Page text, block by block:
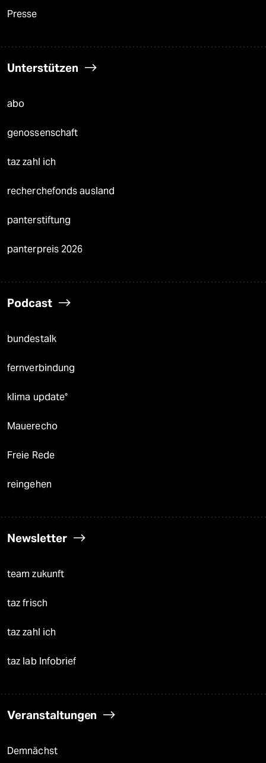
Presse
Unterstützen
abo
genossenschaft
taz zahl ich
recherchefonds ausland
panterstiftung
panterpreis 2026
Podcast
bundestalk
fernverbindung
klima update°
Mauerecho
Freie Rede
reingehen
Newsletter
team zukunft
taz frisch
taz zahl ich
taz lab Infobrief
Veranstaltungen
Demnächst